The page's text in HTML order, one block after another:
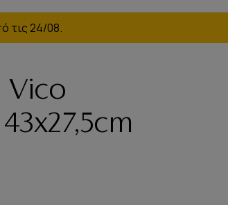
τις 24/08.
Vico